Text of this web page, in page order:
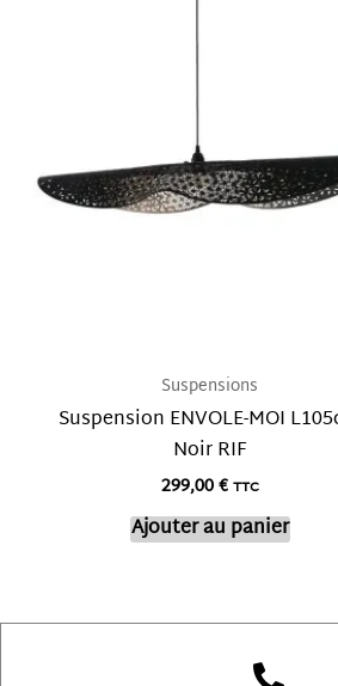
Suspensions
Suspension ENVOLE-MOI
Noir RIF
299,00€ TTC
Ajouter au panier